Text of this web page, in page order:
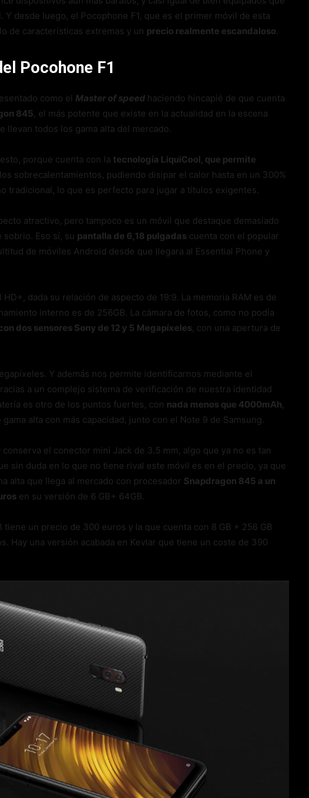
Y desde luego, el Pocophone F1, que es el primer móvil de esta
de características extremas y un precio realmente escandaloso.
Pocohone F1
como el Master of speed haciendo hincapié de que cuenta
845, el más potente que existe en la actualidad en la escena
llevan todos los gama alta del mercado.
porque cuenta con la tecnología LiquiCool, que permite
sobrecalentamientos, pudiendo disipar el calor hasta en un 300%
tradicional, lo que es perfecto para jugar a títulos exigentes.
atractivo, pero tampoco es un móvil que destaque demasiado
Eso sí, su pantalla de 6,18 pulgadas cuenta con el popular
de móviles Android desde que llegara al Essential Phone y
dada su relación de aspecto de 19:9. La memoria RAM es de
interno es de 256GB. La cámara de fotos, como no podía
dos sensores Sony de 12 y 5 Megapíxeles, con una apertura de
Y además nos permite identificarnos mediante el
a un complejo sistema de verificación de nuestra identidad
es otro de los puntos fuertes, con nada menos que 4000mAh,
alta con más capacidad, junto con el Note 9 de Samsung.
el conector mini Jack de 3.5 mm, algo que ya no es tan
sin duda en lo que no tiene rival este móvil es en el precio, ya que
alta que llega al mercado con procesador Snapdragon 845 a un
en su versión de 6 GB+ 64GB.
tiene un precio de 300 euros y la que cuenta con 8 GB + 256 GB
Hay una versión acabada en Kevlar que tiene un coste de 390